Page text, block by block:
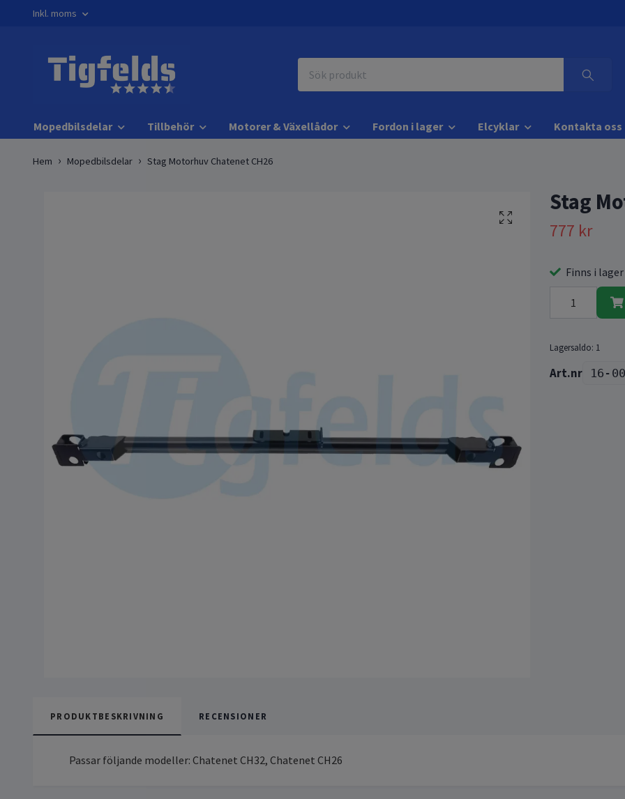
Inkl. moms
Mopedbilsdelar Tillbehör Motorer & Växellådor Fordon i lager Elcyklar Kontakta oss
Hem Mopedbilsdelar Stag Motorhuv Chatenet CH26
Stag
777 kr
Finns i
Lagersaldo: 1
16-
PRODUKTBESKRIVNING RECENSIONER
Passar följande modeller: Chatenet CH32, Chatenet CH26